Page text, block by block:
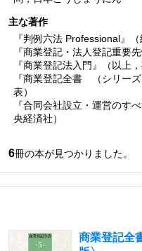
主な著作
『判例六法 Professional』（
『商業登記・法人登記重要先
『商業登記法入門』（以上，
『商業登記全書 （シリー
表）
『合同会社設立・運営のす
央経済社）
6冊の本が見つかりました。
商業登記全